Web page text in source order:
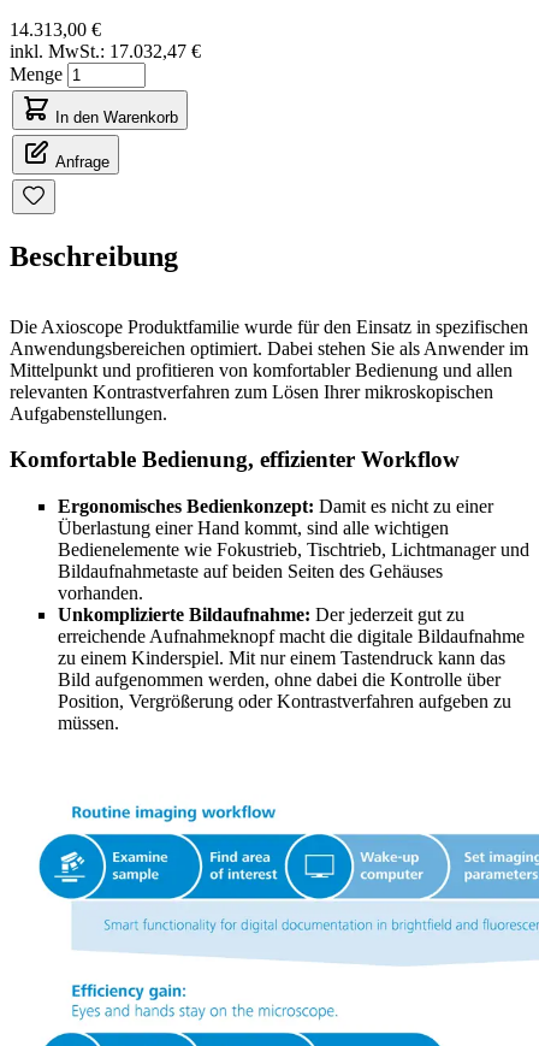
14.313,00 €
inkl. MwSt.: 17.032,47 €
Menge
In den Warenkorb
Anfrage
Beschreibung
Die Axioscope Produktfamilie wurde für den Einsatz in spezifischen
Anwendungsbereichen optimiert. Dabei stehen Sie als Anwender im
Mittelpunkt und profitieren von komfortabler Bedienung und allen
relevanten Kontrastverfahren zum Lösen Ihrer mikroskopischen
Aufgabenstellungen.
Komfortable Bedienung, effizienter Workflow
Ergonomisches Bedienkonzept: Damit es nicht zu einer
Überlastung einer Hand kommt, sind alle wichtigen
Bedienelemente wie Fokustrieb, Tischtrieb, Lichtmanager und
Bildaufnahmetaste auf beiden Seiten des Gehäuses
vorhanden.
Unkomplizierte Bildaufnahme: Der jederzeit gut zu
erreichende Aufnahmeknopf macht die digitale Bildaufnahme
zu einem Kinderspiel. Mit nur einem Tastendruck kann das
Bild aufgenommen werden, ohne dabei die Kontrolle über
Position, Vergrößerung oder Kontrastverfahren aufgeben zu
müssen.